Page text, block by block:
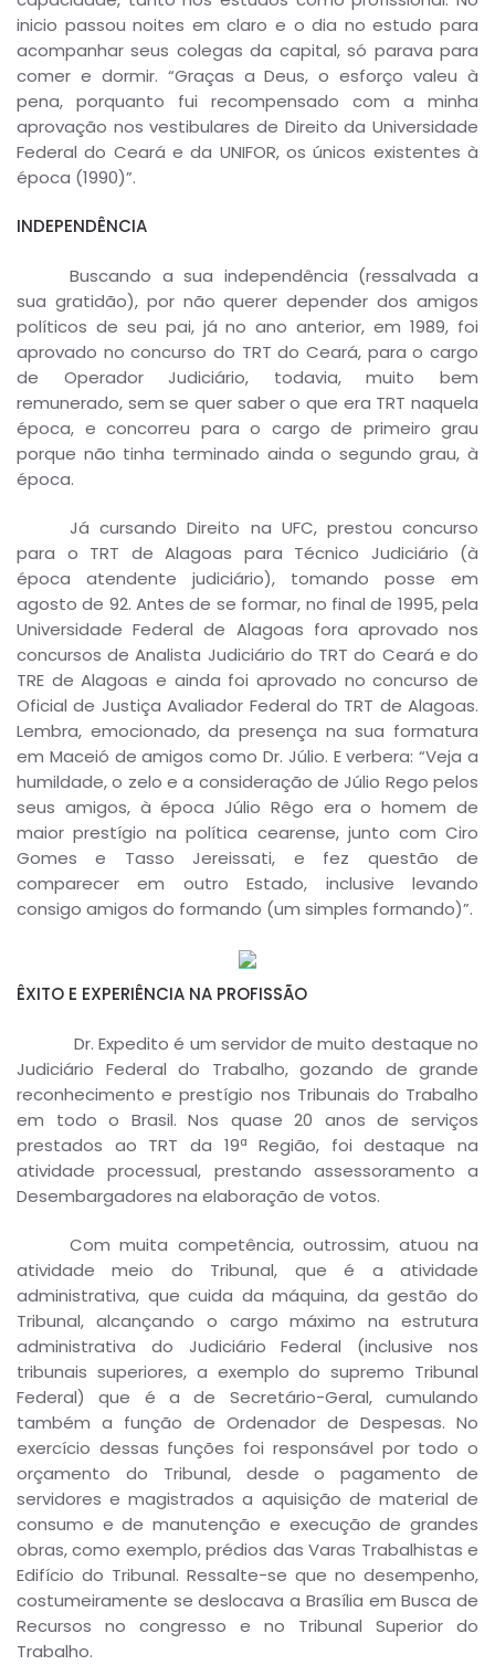
inicio passou noites em claro e o dia no estudo para
acompanhar seus colegas da capital, só parava para
comer e dormir. “Graças a Deus, o esforço valeu à
pena, porquanto fui recompensado com a minha
aprovação nos vestibulares de Direito da Universidade
Federal do Ceará e da UNIFOR, os únicos existentes à
época (1990)”.
INDEPENDÊNCIA
Buscando a sua independência (ressalvada a
sua gratidão), por não querer depender dos amigos
políticos de seu pai, já no ano anterior, em 1989, foi
aprovado no concurso do TRT do Ceará, para o cargo
de Operador Judiciário, todavia, muito bem
remunerado, sem se quer saber o que era TRT naquela
época, e concorreu para o cargo de primeiro grau
porque não tinha terminado ainda o segundo grau, à
época.
Já cursando Direito na UFC, prestou concurso
para o TRT de Alagoas para Técnico Judiciário (à
época atendente judiciário), tomando posse em
agosto de 92. Antes de se formar, no final de 1995, pela
Universidade Federal de Alagoas fora aprovado nos
concursos de Analista Judiciário do TRT do Ceará e do
TRE de Alagoas e ainda foi aprovado no concurso de
Oficial de Justiça Avaliador Federal do TRT de Alagoas.
Lembra, emocionado, da presença na sua formatura
em Maceió de amigos como Dr. Júlio. E verbera: “Veja a
humildade, o zelo e a consideração de Júlio Rego pelos
seus amigos, à época Júlio Rêgo era o homem de
maior prestígio na política cearense, junto com Ciro
Gomes e Tasso Jereissati, e fez questão de
comparecer em outro Estado, inclusive levando
consigo amigos do formando (um simples formando)”.
ÊXITO E EXPERIÊNCIA NA PROFISSÃO
Dr. Expedito é um servidor de muito destaque no
Judiciário Federal do Trabalho, gozando de grande
reconhecimento e prestígio nos Tribunais do Trabalho
em todo o Brasil. Nos quase 20 anos de serviços
prestados ao TRT da 19ª Região, foi destaque na
atividade processual, prestando assessoramento a
Desembargadores na elaboração de votos.
Com muita competência, outrossim, atuou na
atividade meio do Tribunal, que é a atividade
administrativa, que cuida da máquina, da gestão do
Tribunal, alcançando o cargo máximo na estrutura
administrativa do Judiciário Federal (inclusive nos
tribunais superiores, a exemplo do supremo Tribunal
Federal) que é a de Secretário-Geral, cumulando
também a função de Ordenador de Despesas. No
exercício dessas funções foi responsável por todo o
orçamento do Tribunal, desde o pagamento de
servidores e magistrados a aquisição de material de
consumo e de manutenção e execução de grandes
obras, como exemplo, prédios das Varas Trabalhistas e
Edifício do Tribunal. Ressalte-se que no desempenho,
costumeiramente se deslocava a Brasília em Busca de
Recursos no congresso e no Tribunal Superior do
Trabalho.